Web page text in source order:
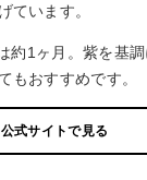
ています。
約1ヶ月。紫を基
もおすすめです。
公式サイトで見る